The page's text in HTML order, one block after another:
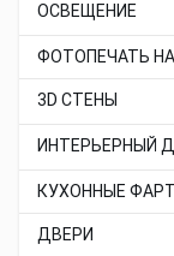
ОСВЕЩЕНИЕ
ФОТОПЕЧАТЬ
3D СТЕНЫ
ИНТЕРЬЕРНЫЙ
КУХОННЫЕ
ДВЕРИ